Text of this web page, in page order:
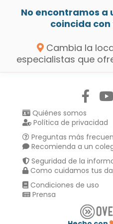
No encontramos a
coincida
Cambia la
especialistas que
Quiénes somos
Política de privacidad
Preguntas más
Recomienda a un
Seguridad de la
Como cuidamos tus
Condiciones de uso
Prensa